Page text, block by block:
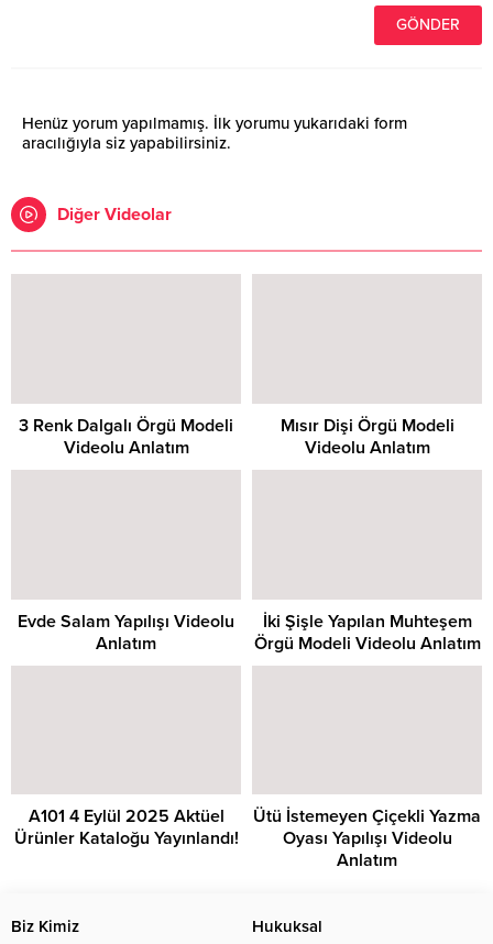
Henüz yorum yapılmamış. İlk yorumu yukarıdaki form
aracılığıyla siz yapabilirsiniz.
Diğer Videolar
3 Renk Dalgalı Örgü Modeli
Videolu Anlatım
Mısır Dişi Örgü Modeli
Videolu Anlatım
Evde Salam Yapılışı Videolu
Anlatım
İki Şişle Yapılan Muhteşem
Örgü Modeli Videolu Anlatım
A101 4 Eylül 2025 Aktüel
Ürünler Kataloğu Yayınlandı!
Ütü İstemeyen Çiçekli Yazma
Oyası Yapılışı Videolu
Anlatım
Biz Kimiz Hukuksal